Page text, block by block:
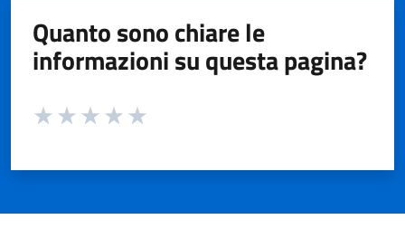
Quanto sono chiare le
informazioni su questa pagina?
Valuta da 1 a 5 stelle la pagina